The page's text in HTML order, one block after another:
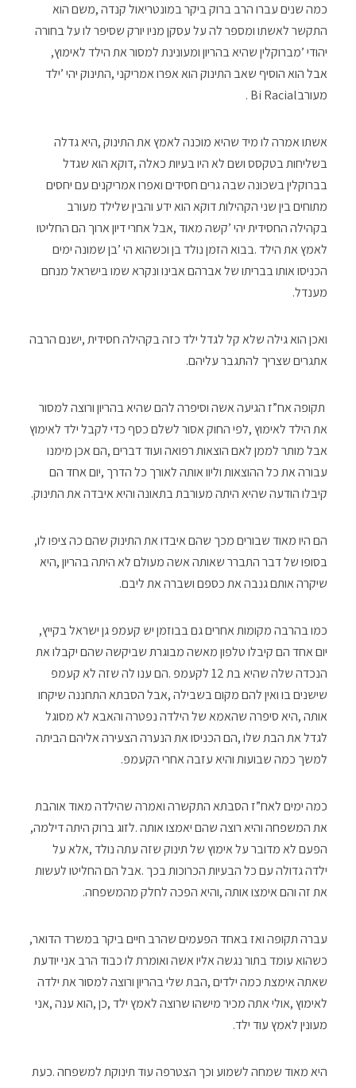
כמה‭ ‬שנים‭ ‬עברו‭ ‬הרב‭ ‬ברוק‭ ‬ביקר‭ ‬במונטריאול‭ ‬קנדה‭, ‬משם‭ ‬הוא‭
‬התקשר‭ ‬לאשתו‭ ‬ומספר‭ ‬לה‭ ‬על‭ ‬עסקן‭ ‬מניו‭ ‬יורק‭ ‬שסיפר‭ ‬לו‭ ‬על‭ ‬בחורה‭
‬יהודי‮’‬‭ ‬מברוקלין‭ ‬שהיא‭ ‬בהריון‭ ‬ומעונינת‭ ‬למסור‭ ‬את‭ ‬הילד‭ ‬לאימוץ‭,
‬אבל‭ ‬הוא‭ ‬הוסיף‭ ‬שאב‭ ‬התינוק‭ ‬הוא‭ ‬אפרו‭ ‬אמריקני‭, ‬התינוק‭ ‬יהי‮’‬‭ ‬ילד‭
‬מעורב‭ ‬Bi‭ ‬Racial.
אשתו‭ ‬אמרה‭ ‬לו‭ ‬מיד‭ ‬שהיא‭ ‬מוכנה‭ ‬לאמץ‭ ‬את‭ ‬התינוק‭, ‬היא‭ ‬גדלה‭
‬בשליחות‭ ‬בטקסס‭ ‬ושם‭ ‬לא‭ ‬היו‭ ‬בעיות‭ ‬כאלה‭, ‬דוקא‭ ‬הוא‭ ‬שגדל‭
‬בברוקלין‭ ‬בשכונה‭ ‬שבה‭ ‬גרים‭ ‬חסידים‭ ‬ואפרו‭ ‬אמריקנים‭ ‬עם‭ ‬יחסים‭
‬בקהילה‭ ‬החסידית‭ ‬יהי‮’‬‭ ‬קשה‭ ‬מאוד‭, ‬אבל‭ ‬אחרי‭ ‬דיון‭ ‬ארוך‭ ‬הם‭ ‬החליטו‭
‬לאמץ‭ ‬את‭ ‬הילד‭. ‬בבוא‭ ‬הזמן‭ ‬נולד‭ ‬בן‭ ‬וכשהוא‭ ‬הי‮’‬‭ ‬בן‭ ‬שמונה‭ ‬ימים‭
‬הכניסו‭ ‬אותו‭ ‬בבריתו‭ ‬של‭ ‬אברהם‭ ‬אבינו‭ ‬ונקרא‭ ‬שמו‭ ‬בישראל‭ ‬מנחם‭
‬מענדל‭.‬
ואכן‭ ‬הוא‭ ‬גילה‭ ‬שלא‭ ‬קל‭ ‬לגדל‭ ‬ילד‭ ‬כזה‭ ‬בקהילה‭ ‬חסידית‭, ‬ישנם‭ ‬הרבה‭
‬אתגרים‭ ‬שצריך‭ ‬להתגבר‭ ‬עליהם‭.‬
‭ ‬תקופה‭ ‬אח”ז‭ ‬הגיעה‭ ‬אשה‭ ‬וסיפרה‭ ‬להם‭ ‬שהיא‭ ‬בהריון‭ ‬ורוצה‭ ‬למסור‭
‬אבל‭ ‬מותר‭ ‬לממן‭ ‬לאם‭ ‬הוצאות‭ ‬רפואה‭ ‬ועוד‭ ‬דברים‭, ‬הם‭ ‬אכן‭ ‬מימנו‭
‬עבורה‭ ‬את‭ ‬כל‭ ‬ההוצאות‭ ‬וליוו‭ ‬אותה‭ ‬לאורך‭ ‬כל‭ ‬הדרך‭, ‬יום‭ ‬אחד‭ ‬הם‭
‬קיבלו‭ ‬הודעה‭ ‬שהיא‭ ‬היתה‭ ‬מעורבת‭ ‬בתאונה‭ ‬והיא‭ ‬איבדה‭ ‬את‭ ‬התינוק‭.‬
הם‭ ‬היו‭ ‬מאוד‭ ‬שבורים‭ ‬מכך‭ ‬שהם‭ ‬איבדו‭ ‬את‭ ‬התינוק‭ ‬שהם‭ ‬כה‭ ‬ציפו‭ ‬לו‭,
‬בסופו‭ ‬של‭ ‬דבר‭ ‬התברר‭ ‬שאותה‭ ‬אשה‭ ‬מעולם‭ ‬לא‭ ‬היתה‭ ‬בהריון‭, ‬היא‭
‬שיקרה‭ ‬אותם‭ ‬גנבה‭ ‬את‭ ‬כספם‭ ‬ושברה‭ ‬את‭ ‬ליבם‭.‬
כמו‭ ‬בהרבה‭ ‬מקומות‭ ‬אחרים‭ ‬גם‭ ‬בבוזמן‭ ‬יש‭ ‬קעמפ‭ ‬גן‭ ‬ישראל‭ ‬בקייץ‭,
‬יום‭ ‬אחד‭ ‬הם‭ ‬קיבלו‭ ‬טלפון‭ ‬מאשה‭ ‬מבוגרת‭ ‬שביקשה‭ ‬שהם‭ ‬יקבלו‭ ‬את‭
‬שישנים‭ ‬בו‭ ‬ואין‭ ‬להם‭ ‬מקום‭ ‬בשבילה‭, ‬אבל‭ ‬הסבתא‭ ‬התחננה‭ ‬שיקחו‭
‬אותה‭, ‬היא‭ ‬סיפרה‭ ‬שהאמא‭ ‬של‭ ‬הילדה‭ ‬נפטרה‭ ‬והאבא‭ ‬לא‭ ‬מסוגל‭
‬לגדל‭ ‬את‭ ‬הבת‭ ‬שלו‭, ‬הם‭ ‬הכניסו‭ ‬את‭ ‬הנערה‭ ‬הצעירה‭ ‬אליהם‭ ‬הביתה‭
‬למשך‭ ‬כמה‭ ‬שבועות‭ ‬והיא‭ ‬עזבה‭ ‬אחרי‭ ‬הקעמפ‭.‬
כמה‭ ‬ימים‭ ‬לאח”ז‭ ‬הסבתא‭ ‬התקשרה‭ ‬ואמרה‭ ‬שהילדה‭ ‬מאוד‭ ‬אוהבת‭
‬את‭ ‬המשפחה‭ ‬והיא‭ ‬רוצה‭ ‬שהם‭ ‬יאמצו‭ ‬אותה‭. ‬לזוג‭ ‬ברוק‭ ‬היתה‭ ‬דילמה‭,
‬הפעם‭ ‬לא‭ ‬מדובר‭ ‬על‭ ‬אימוץ‭ ‬של‭ ‬תינוק‭ ‬שזה‭ ‬עתה‭ ‬נולד‭, ‬אלא‭ ‬על‭
‬ילדה‭ ‬גדולה‭ ‬עם‭ ‬כל‭ ‬הבעיות‭ ‬הכרוכות‭ ‬בכך‭. ‬אבל‭ ‬הם‭ ‬החליטו‭ ‬לעשות‭
‬את‭ ‬זה‭ ‬והם‭ ‬אימצו‭ ‬אותה‭, ‬והיא‭ ‬הפכה‭ ‬לחלק‭ ‬מהמשפחה‭.‬
עברה‭ ‬תקופה‭ ‬ואז‭ ‬באחד‭ ‬הפעמים‭ ‬שהרב‭ ‬חיים‭ ‬ביקר‭ ‬במשרד‭ ‬הדואר‭,
‬כשהוא‭ ‬עומד‭ ‬בתור‭ ‬נגשה‭ ‬אליו‭ ‬אשה‭ ‬ואומרת‭ ‬לו‭ ‬כבוד‭ ‬הרב‭ ‬אני‭ ‬יודעת‭
‬שאתה‭ ‬אימצת‭ ‬כמה‭ ‬ילדים‭, ‬הבת‭ ‬שלי‭ ‬בהריון‭ ‬ורוצה‭ ‬למסור‭ ‬את‭ ‬ילדה‭
‬לאימוץ‭, ‬אולי‭ ‬אתה‭ ‬מכיר‭ ‬מישהו‭ ‬שרוצה‭ ‬לאמץ‭ ‬ילד‭, ‬כן‭, ‬הוא‭ ‬ענה‭, ‬אני‭
‬מעונין‭ ‬לאמץ‭ ‬עוד‭ ‬ילד‭.‬
היא‭ ‬מאוד‭ ‬שמחה‭ ‬לשמוע‭ ‬וכך‭ ‬הצטרפה‭ ‬עוד‭ ‬תינוקת‭ ‬למשפחה‭. ‬כעת‭